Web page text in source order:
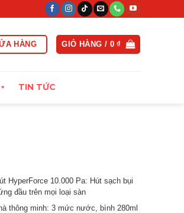
Xuất hóa đơn VAT đầy đủ
HÀNG GIỎ HÀNG / 0₫
TIN TỨC
HyperForce 10.000 Pa: Hút sạch bụi
đầu trên mọi loại sàn
thông minh: 3 mức nước, bình 280ml